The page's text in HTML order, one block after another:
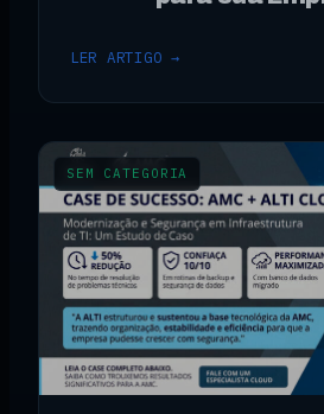
LER ARTIGO →
SEM CATEGORIA